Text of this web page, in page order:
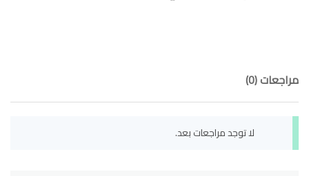
مراجعات (0)
لا توجد مراجعات بعد.